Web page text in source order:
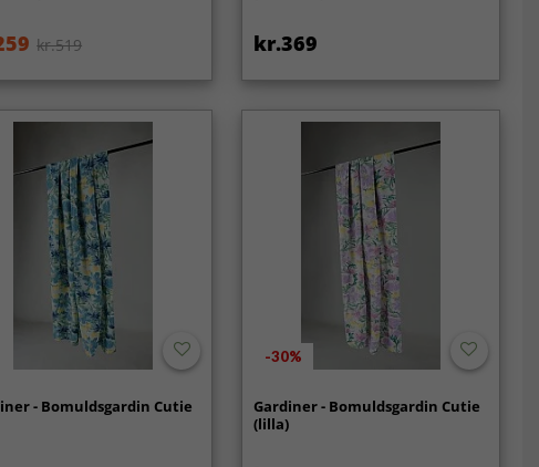
kr.519 kr.369
- Bomuldsgardin Cutie
-30%
Gardiner - Bomuldsgardin Cutie
(lilla)